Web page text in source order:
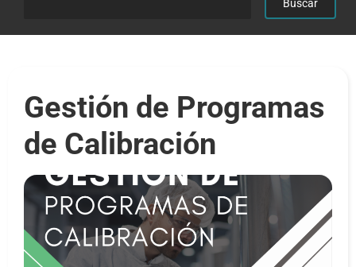
Gestión de Programas
de Calibración